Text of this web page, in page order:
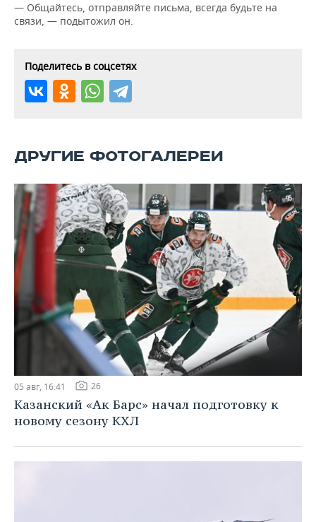
— Общайтесь, отправляйте письма, всегда будьте на
связи, — подытожил он.
Поделитесь в соцсетях
ДРУГИЕ ФОТОГАЛЕРЕИ
05 авг, 16:41 26
Казанский «Ак Барс» начал подготовку к
новому сезону КХЛ